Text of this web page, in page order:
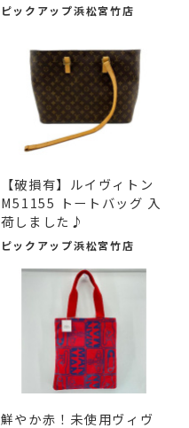
ピックアップ浜松宮竹店
【破損有】ルイヴィトン
M51155 トートバッグ 入
荷しました♪
ピックアップ浜松宮竹店
鮮やか赤！未使用ヴィヴ